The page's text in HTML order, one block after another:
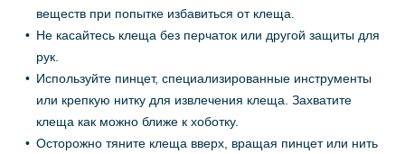
веществ при попытке избавиться от клеща.
Не касайтесь клеща без перчаток или другой защиты для
рук.
Используйте пинцет, специализированные инструменты
или крепкую нитку для извлечения клеща. Захватите
клеща как можно ближе к хоботку.
Осторожно тяните клеща вверх, вращая пинцет или нить